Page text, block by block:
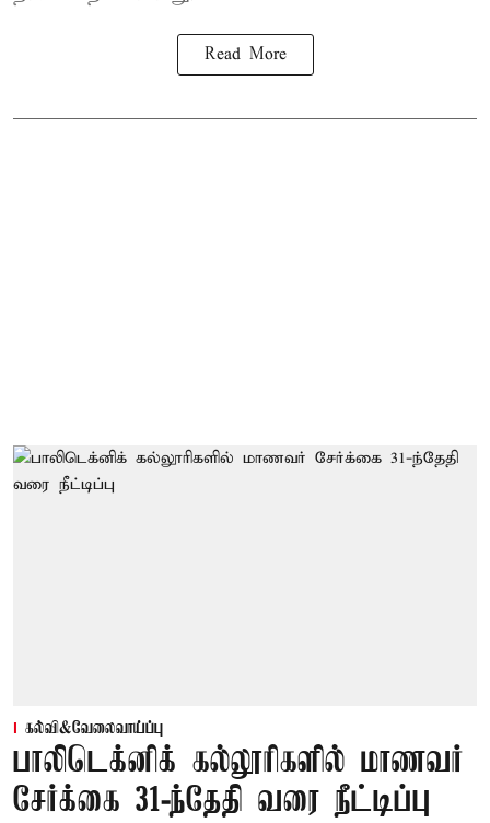
Read More
கல்வி&வேலைவாய்ப்பு
பாலிடெக்னிக் கல்லூரிகளில் மாணவர்
சேர்க்கை 31-ந்தேதி வரை நீட்டிப்பு